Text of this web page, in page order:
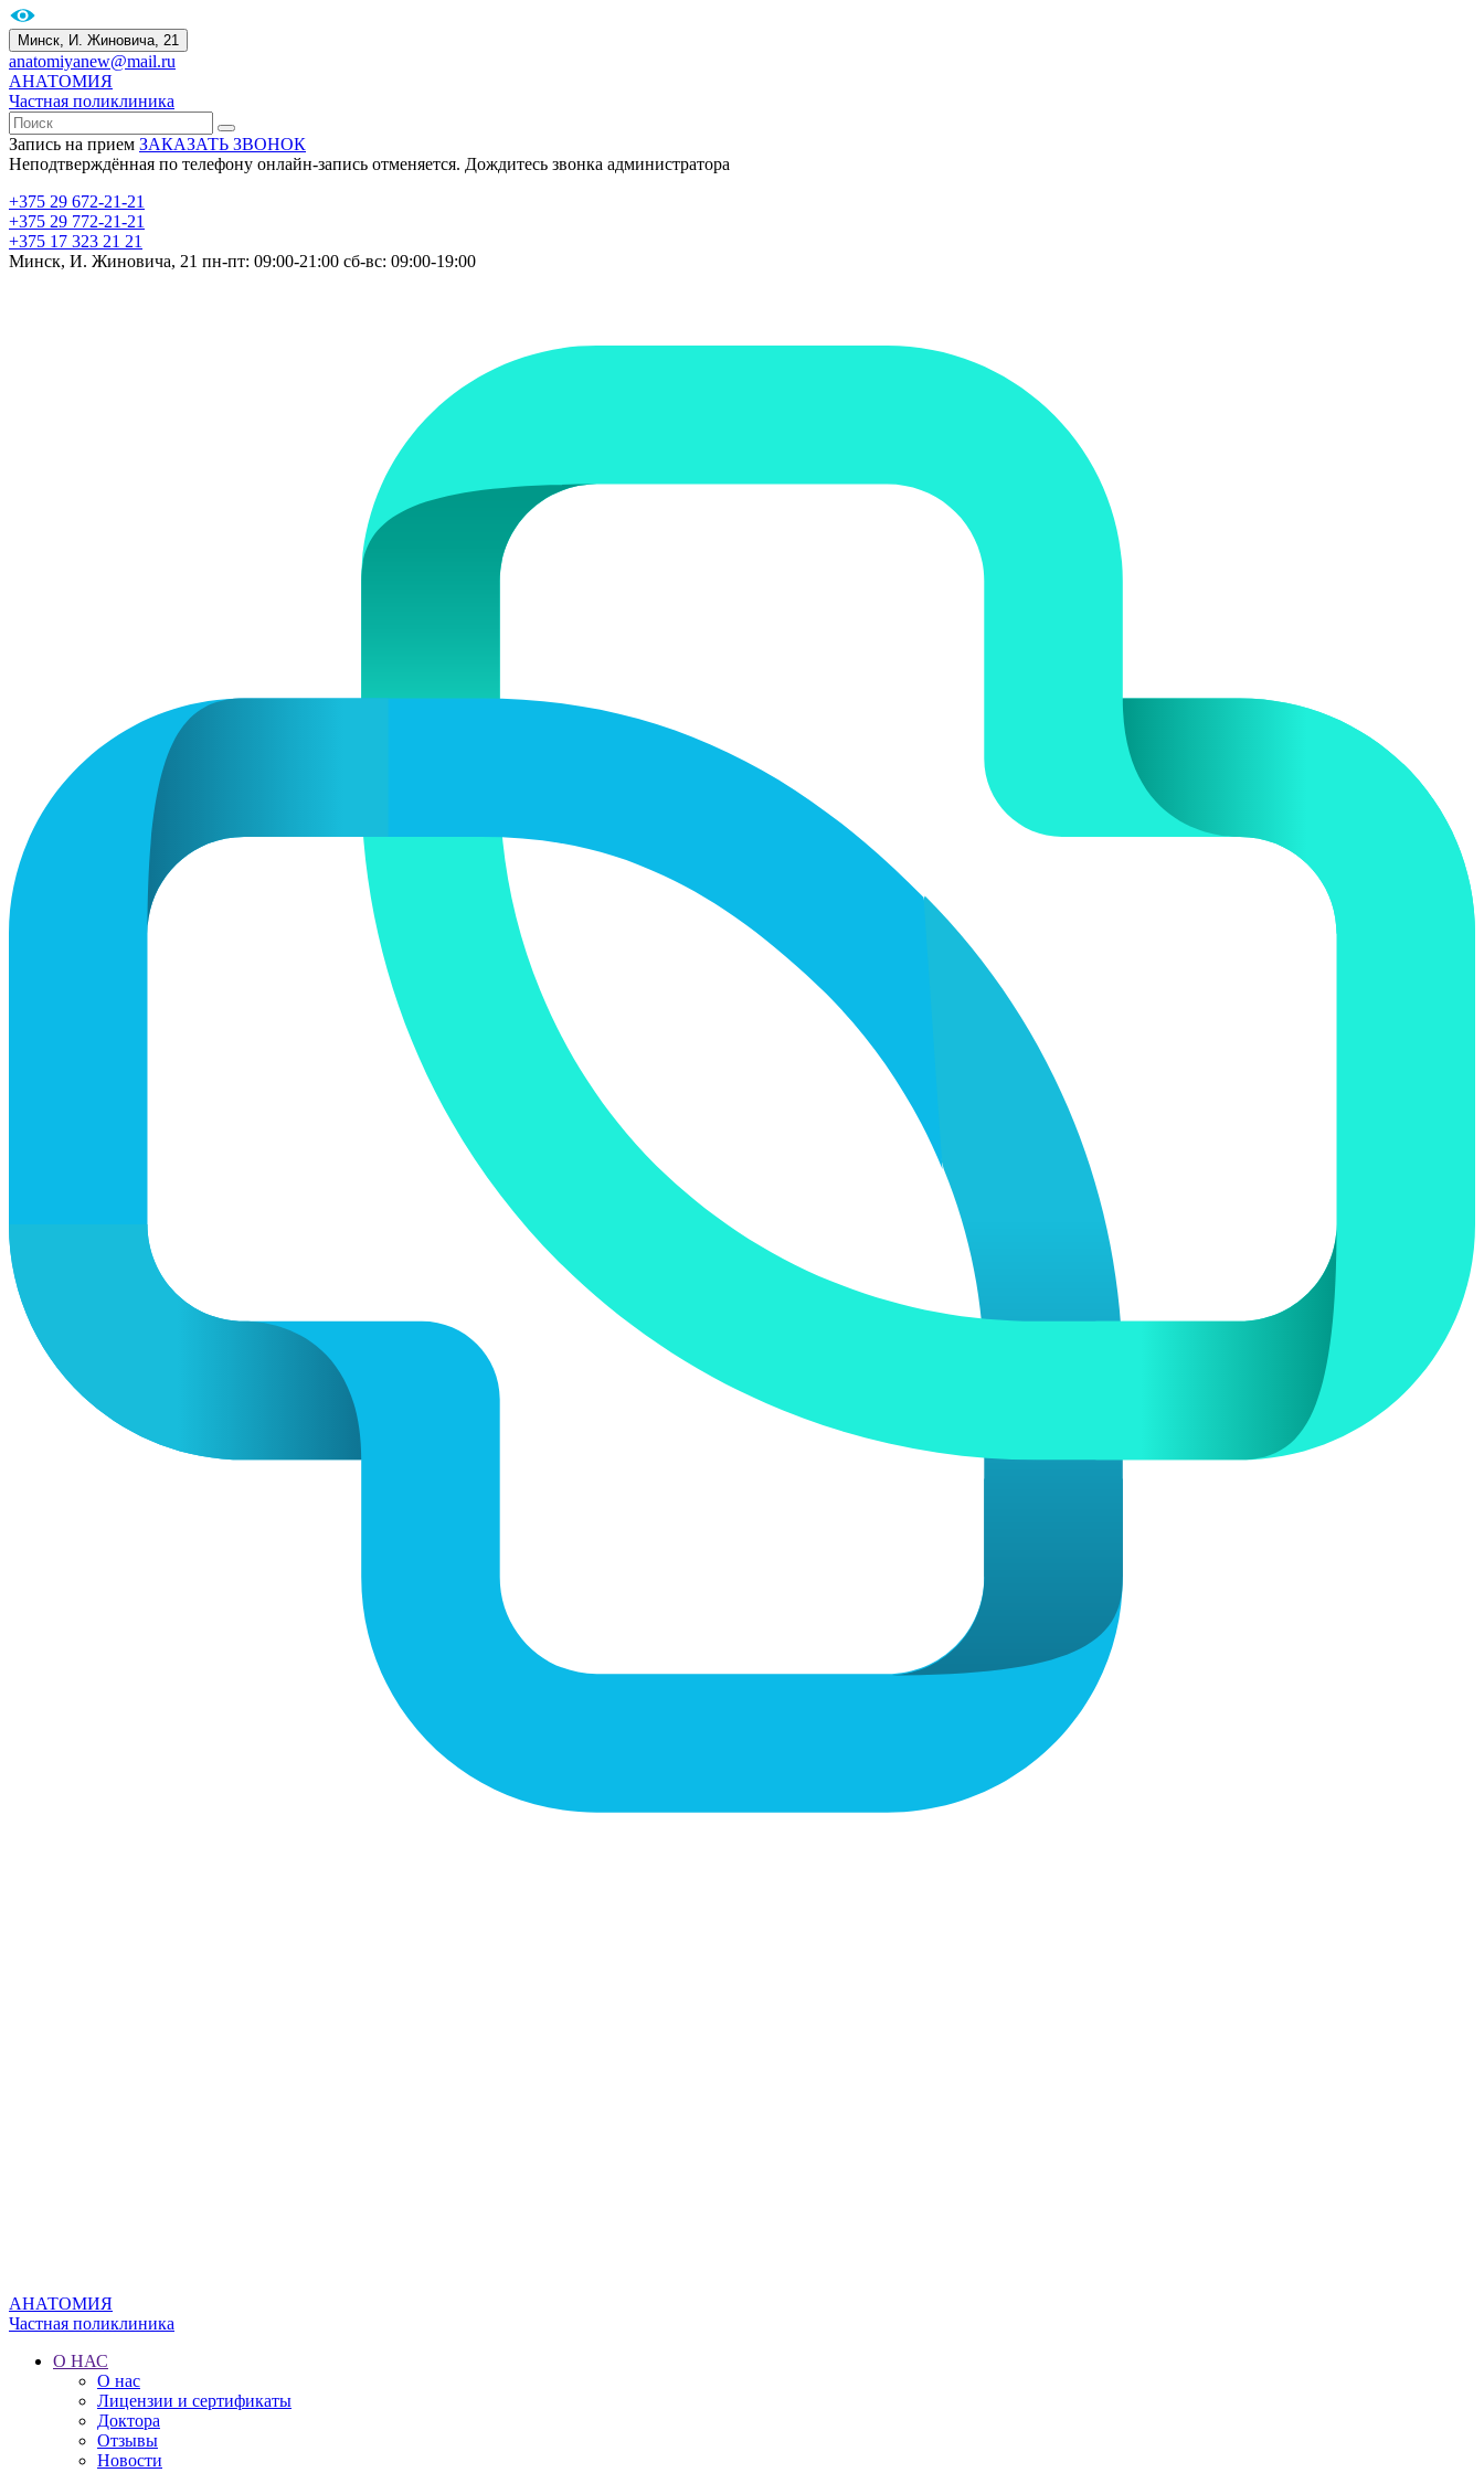
Минск, И. Жиновича, 21
anatomiyanew@mail.ru
АНАТОМИЯ
Частная поликлиника
Запись на прием ЗАКАЗАТЬ ЗВОНОК
Неподтверждённая по телефону онлайн-запись отменяется. Дождитесь звонка администратора
+375 29 672-21-21
+375 29 772-21-21
+375 17 323 21 21
Минск, И. Жиновича, 21 пн-пт: 09:00-21:00 сб-вс: 09:00-19:00
АНАТОМИЯ
Частная поликлиника
О НАС
О нас
Лицензии и сертификаты
Доктора
Отзывы
Новости